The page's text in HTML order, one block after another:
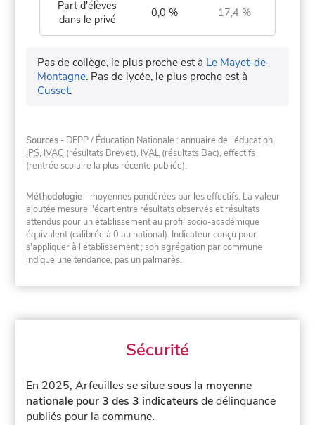
Part d'élèves
dans le privé
0,0 % 17,4 %
Pas de collège, le plus proche est à Le Mayet-de-
Montagne. Pas de lycée, le plus proche est à
Cusset.
Sources - DEPP / Éducation Nationale : annuaire de l'éducation,
IPS, IVAC (résultats Brevet), IVAL (résultats Bac), effectifs
(rentrée scolaire la plus récente publiée).
Méthodologie - moyennes pondérées par les effectifs. La valeur
ajoutée mesure l'écart entre résultats observés et résultats
attendus pour un établissement au profil socio-académique
équivalent (calibrée à 0 au national). Indicateur conçu pour
s'appliquer à l'établissement ; son agrégation par commune
indique une tendance, pas un palmarès.
Sécurité
En 2025, Arfeuilles se situesous la moyenne
nationale pour 3 des 3 indicateurs de délinquance
publiés pour la commune.